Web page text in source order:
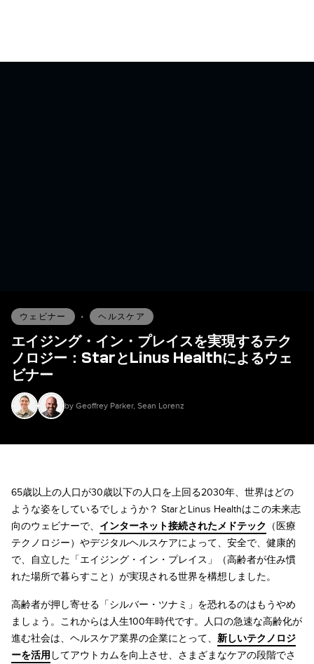
ウェビナー • ヘルスケア
エイジング・イン・プレイスを実現するテク
ノロジー：StarとLinus Healthによるウェ
ビナー
by Geoffrey Parker, Sean Lorenz
65歳以上の人口が30歳以下の人口を上回る2030年、世界はどの
ような姿をしているでしょうか？ StarとLinus Healthはこの未来志
向のウェビナーで、 インターネット接続されたメドテック （医療
テクノロジー）やデジタルヘルスケアによって、安全で、健康的
で、自立した「エイジング・イン・プレイス」（高齢者が住み慣
れた場所で暮らすこと）が実現される世界を構想しました。
高齢者が押し寄せる「シルバー・ツナミ」を恐れるのはもうやめ
ましょう。これからは人生100年時代です。人口の急速な高齢化が
進む社会は、ヘルスケア業界の企業にとって、 新しいテクノロジ
ーを活用 してアウトカムを向上させ、さまざまなケアの段階でさ